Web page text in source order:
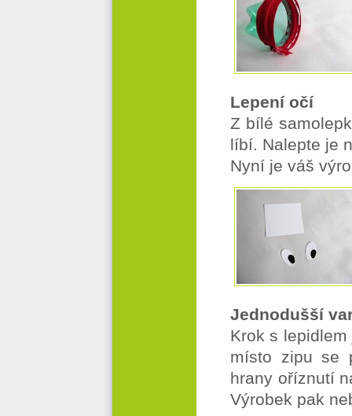
Lepení očí
Z bílé
líbí. Nalepte je
Nyní je váš
Jednodušší
Krok s
místo zipu se
hrany oříznutí
Výrobek pak